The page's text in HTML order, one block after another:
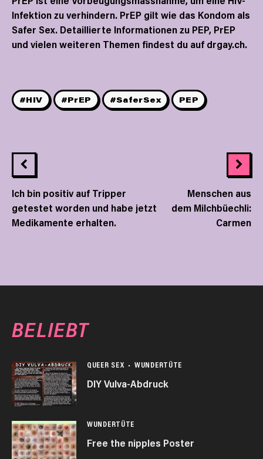
Infektion zu verhindern. PrEP gilt wie das Kondom als
Safer Sex. Detaillierte Informationen zu PEP, PrEP
und vielen weiteren Themen findest du auf drgay.ch.
#HIV #PrEP #SaferSex PEP
Ich bin positiv auf Tripper
getestet worden und habe jetzt
Medikamente erhalten.
Menschen aus
dem Milchbüechli:
Carmen
BELIEBT
QUEER SEX WUNDERTÜTE
DIY Vulva-Abdruck
WUNDERTÜTE
Free the nipples Poster